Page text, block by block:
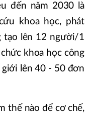
đến năm 2030 là
khoa học, phát
tạo lên 12 người/1
khoa học công
giới lên 40 - 50 đơn
thế nào để cơ chế,